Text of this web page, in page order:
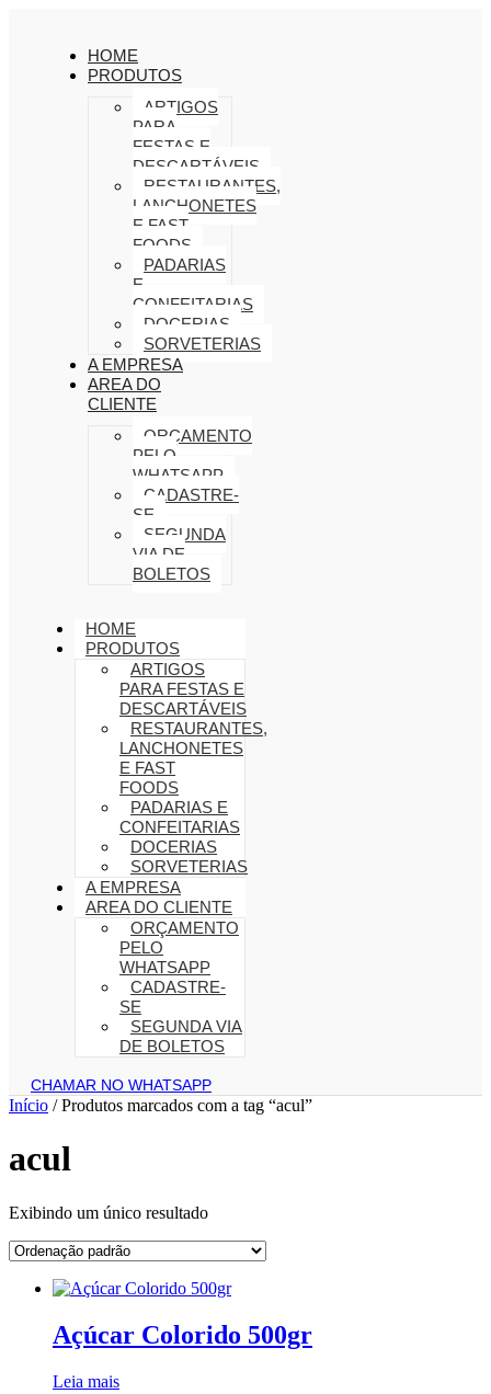
HOME
PRODUTOS
ARTIGOS
PARA
FESTAS E
DESCARTÁVEIS
RESTAURANTES,
LANCHONETES
E FAST
FOODS
PADARIAS
E
CONFEITARIAS
DOCERIAS
SORVETERIAS
A EMPRESA
AREA DO
CLIENTE
ORÇAMENTO
PELO
WHATSAPP
CADASTRE-
SE
SEGUNDA
VIA DE
BOLETOS
HOME
PRODUTOS
ARTIGOS
PARA FESTAS E
DESCARTÁVEIS
RESTAURANTES,
LANCHONETES
E FAST
FOODS
PADARIAS E
CONFEITARIAS
DOCERIAS
SORVETERIAS
A EMPRESA
AREA DO CLIENTE
ORÇAMENTO
PELO
WHATSAPP
CADASTRE-
SE
SEGUNDA VIA
DE BOLETOS
CHAMAR NO WHATSAPP
Início / Produtos marcados com a tag “acul”
acul
Exibindo um único resultado
Açúcar Colorido 500gr
Leia mais